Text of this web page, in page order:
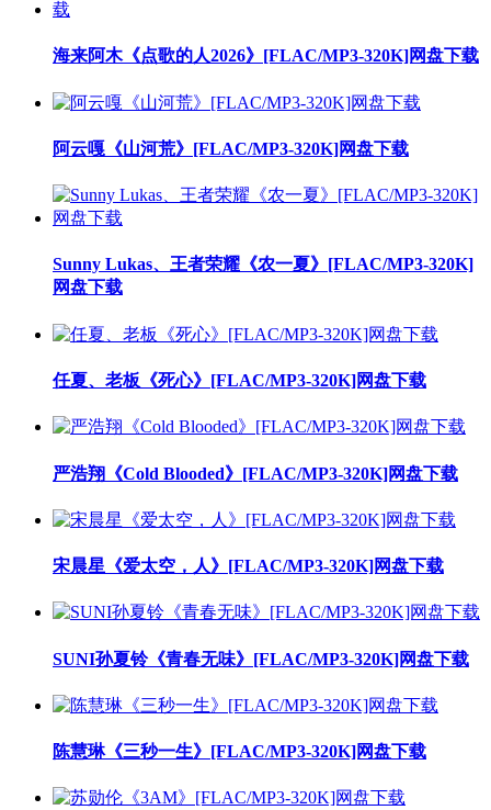
海来阿木《点歌的人2026》[FLAC/MP3-320K]网盘下载
阿云嘎《山河荒》[FLAC/MP3-320K]网盘下载
Sunny Lukas、王者荣耀《农一夏》[FLAC/MP3-320K]
网盘下载
任夏、老板《死心》[FLAC/MP3-320K]网盘下载
严浩翔《Cold Blooded》[FLAC/MP3-320K]网盘下载
宋晨星《爱太空，人》[FLAC/MP3-320K]网盘下载
SUNI孙夏铃《青春无味》[FLAC/MP3-320K]网盘下载
陈慧琳《三秒一生》[FLAC/MP3-320K]网盘下载